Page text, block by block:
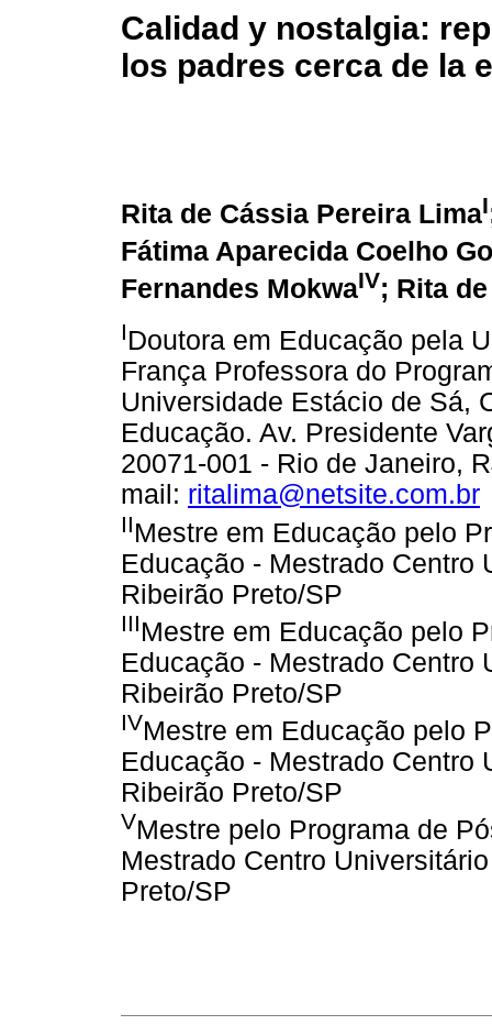
Calidad y nostalgia:
los padres cerca de la
Rita de Cássia Pereira LimaI
Fátima Aparecida Coelho
Fernandes MokwaIV; Rita
IDoutora em Educação pela
França Professora do
Universidade Estácio de Sá,
Educação. Av. Presidente
20071-001 - Rio de Janeiro,
mail: ritalima@netsite.com.br
IIMestre em Educação pelo
Educação - Mestrado Centro
Ribeirão Preto/SP
IIIMestre em Educação pelo
Educação - Mestrado Centro
Ribeirão Preto/SP
IVMestre em Educação pelo
Educação - Mestrado Centro
Ribeirão Preto/SP
VMestre pelo Programa de
Mestrado Centro
Preto/SP